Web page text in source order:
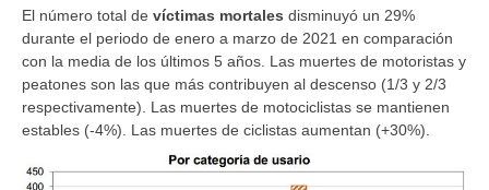
El número total de víctimas mortales disminuyó un 29%
durante el periodo de enero a marzo de 2021 en comparación
con la media de los últimos 5 años. Las muertes de motoristas y
peatones son las que más contribuyen al descenso (1/3 y 2/3
respectivamente). Las muertes de motociclistas se mantienen
estables (-4%). Las muertes de ciclistas aumentan (+30%).